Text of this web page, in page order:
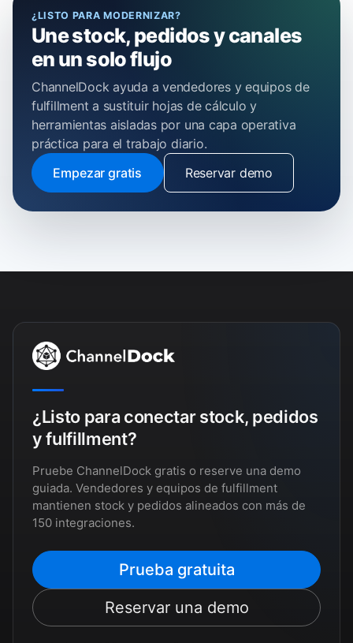
¿LISTO PARA MODERNIZAR?
Une stock, pedidos y canales
en un solo flujo
ChannelDock ayuda a vendedores y equipos de
fulfillment a sustituir hojas de cálculo y
herramientas aisladas por una capa operativa
práctica para el trabajo diario.
Empezar gratis
Reservar demo
¿Listo para conectar stock, pedidos
y fulfillment?
Pruebe ChannelDock gratis o reserve una demo
guiada. Vendedores y equipos de fulfillment
mantienen stock y pedidos alineados con más de
150 integraciones.
Prueba gratuita
Reservar una demo